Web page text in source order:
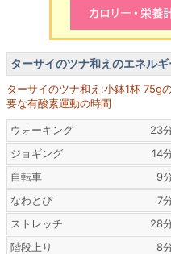
ターサイのツナ和えのエネル
ターサイのツナ和え:小鉢1杯 75g
要な有酸素運動の時間
ウォーキング
23
ジョギング
14
自転車
9
なわとび
7
ストレッチ
28
階段上り
8